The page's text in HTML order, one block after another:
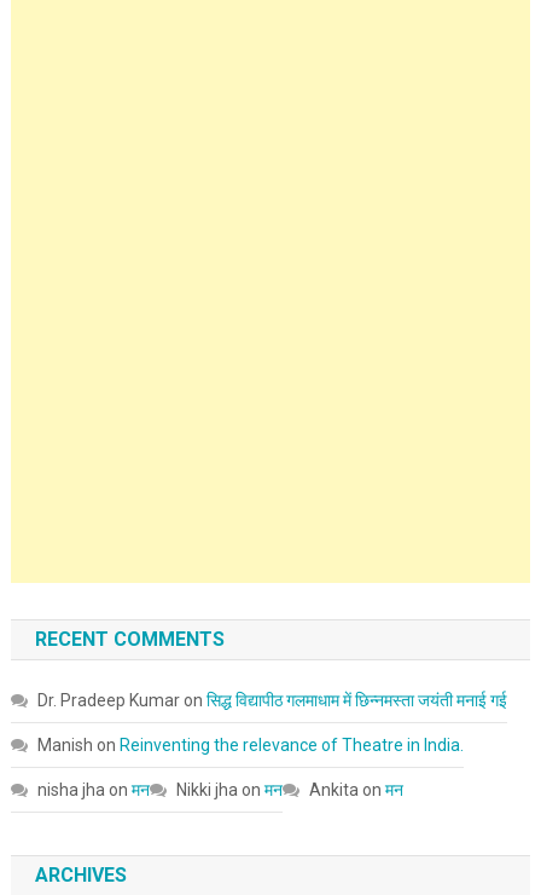
RECENT COMMENTS
Dr. Pradeep Kumaron सिद्ध विद्यापीठ गलमाधाम में छिन्नमस्ता जयंती मनाई गई
Manish on Reinventing the relevance of Theatre in India.
nisha jha on मन Nikki jha on मन Ankita on मन
ARCHIVES